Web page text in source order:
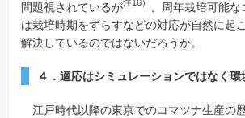
問題視されているが注16）
、周年栽培可能な
は栽培時期をずらすなどの対応が自然に起
解決しているのではないだろうか。
４．適応はシミュレーションではなく環
江戸時代以降の東京でのコマツナ生産の